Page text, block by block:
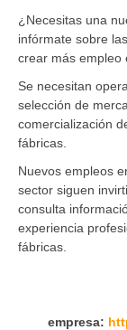
¿Necesitas una
infórmate sobre
crear más empleo
Se necesitan
selección de
comercialización
fábricas.
Nuevos empleos
sector siguen
consulta
experiencia
fábricas.
empresa: